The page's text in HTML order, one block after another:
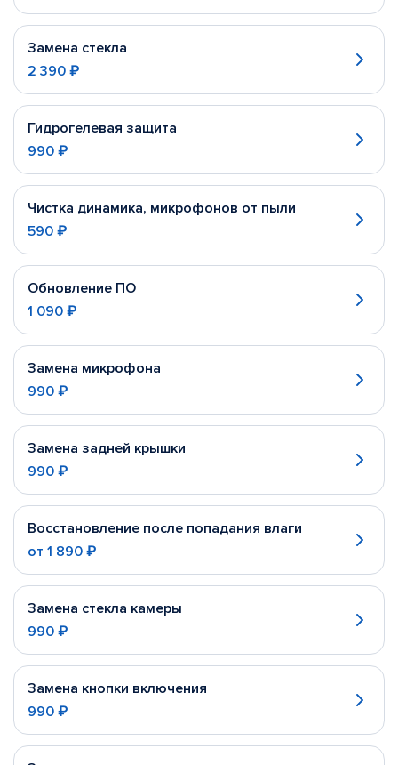
Замена стекла
2 390 ₽
Гидрогелевая защита
990 ₽
Чистка динамика, микрофонов от пыли
590 ₽
Обновление ПО
1 090 ₽
Замена микрофона
990 ₽
Замена задней крышки
990 ₽
Восстановление после попадания влаги
от 1 890 ₽
Замена стекла камеры
990 ₽
Замена кнопки включения
990 ₽